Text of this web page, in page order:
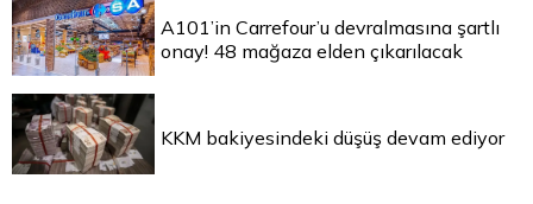
A101’in Carrefour’u devralmasına şartlı
onay! 48 mağaza elden çıkarılacak
KKM bakiyesindeki düşüş devam ediyor